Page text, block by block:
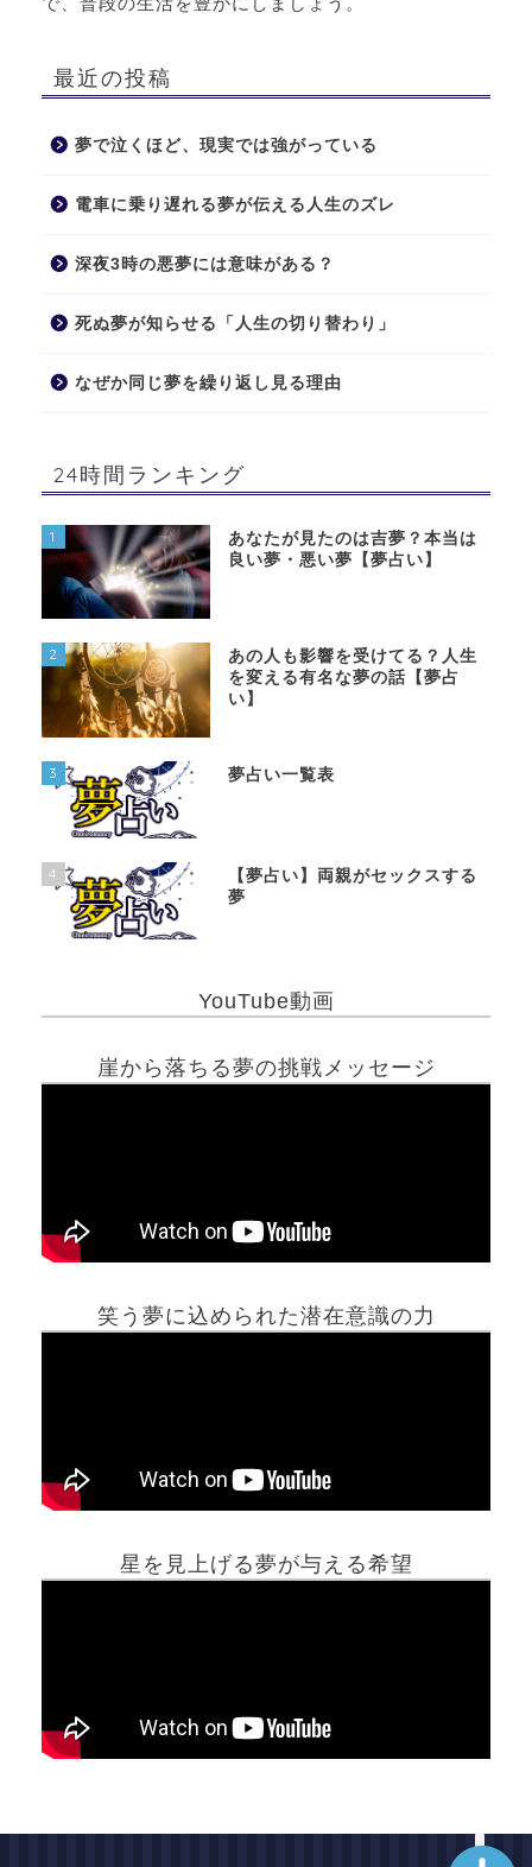
最近の投稿
夢で泣くほど、現実では強がっている
電車に乗り遅れる夢が伝える人生のズレ
深夜3時の悪夢には意味がある？
死ぬ夢が知らせる「人生の切り替わり」
なぜか同じ夢を繰り返し見る理由
24時間ランキング
1
あなたが見たのは吉夢？本当は
良い夢・悪い夢【夢占い】
2
あの人も影響を受けてる？人生
を変える有名な夢の話【夢占
い】
3 夢占い一覧表
4
【夢占い】両親がセックスする
夢
YouTube動画
崖から落ちる夢の挑戦メッセージ
笑う夢に込められた潜在意識の力
星を見上げる夢が与える希望
ホーム
最新記事動画